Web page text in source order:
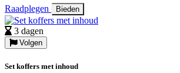
Raadplegen Bieden
3 dagen
Volgen
Set koffers met inhoud